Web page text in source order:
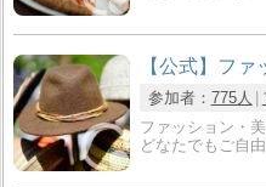
【公式】フ
参加者： 775人
ファッション・
どなたでもご自